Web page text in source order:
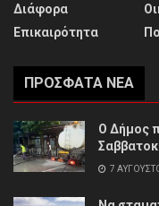
Διάφορα
Επικαιρότητα
ΠΡΌΣΦΑΤΑ ΝΈΑ
Ο Δήμος
7